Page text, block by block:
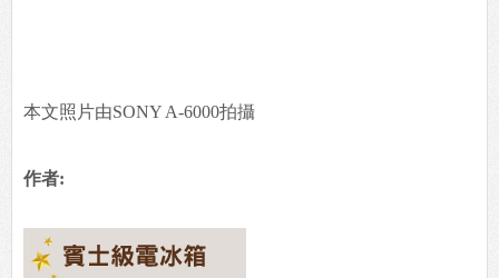
本文照片由SONY A-6000拍攝
作者: